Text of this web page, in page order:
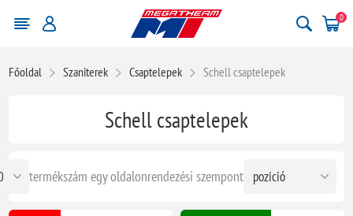
0
Főoldal Szaniterek Csaptelepek Schell csaptelepek
Schell csaptelepek
rendezési szempont
termékszám egy oldalon